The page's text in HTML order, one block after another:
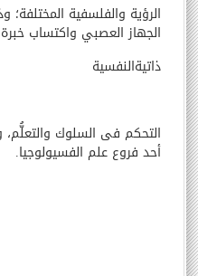
الرؤية والفلسفية
الجهاز العصبي واكتساب خبرة
ذاتيةالنفسية
التحكم في السلوك والتعلُّم،
أحد فروع علم الفسيولوجيا.